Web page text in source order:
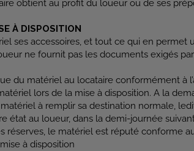
obtient au profit du loueur ou de ses
À DISPOSITION
ses accessoires, et tout ce qui en
ne fournit pas les documents exigés
du matériel au locataire conformément à
lors de la mise à disposition. A la
matériel à remplir sa destination normale,
état au loueur, dans la demi-journée
réserves, le matériel est réputé conforme
à disposition